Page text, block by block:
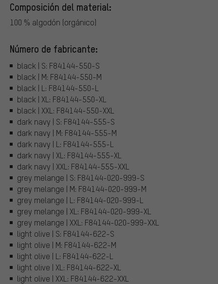
Composición del material:
100 % algodón (orgánico)
Número de fabricante:
black | S: F84144-550-S
black | M: F84144-550-M
black | L: F84144-550-L
black | XL: F84144-550-XL
black | XXL: F84144-550-XXL
dark navy | S: F84144-555-S
dark navy | M: F84144-555-M
dark navy | L: F84144-555-L
dark navy | XL: F84144-555-XL
dark navy | XXL: F84144-555-XXL
grey melange | S: F84144-020-999-S
grey melange | M: F84144-020-999-M
grey melange | L: F84144-020-999-L
grey melange | XL: F84144-020-999-XL
grey melange | XXL: F84144-020-999-XXL
light olive | S: F84144-622-S
light olive | M: F84144-622-M
light olive | L: F84144-622-L
light olive | XL: F84144-622-XL
light olive | XXL: F84144-622-XXL